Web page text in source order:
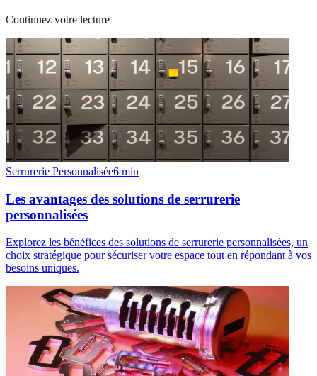
Continuez votre lecture
Serrurerie Personnalisée6 min
Les avantages des solutions de serrurerie
personnalisées
Explorez les bénéfices des solutions de serrurerie personnalisées, un
choix stratégique pour sécuriser votre espace tout en répondant à vos
besoins uniques.